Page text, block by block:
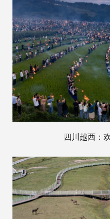
四川越西：